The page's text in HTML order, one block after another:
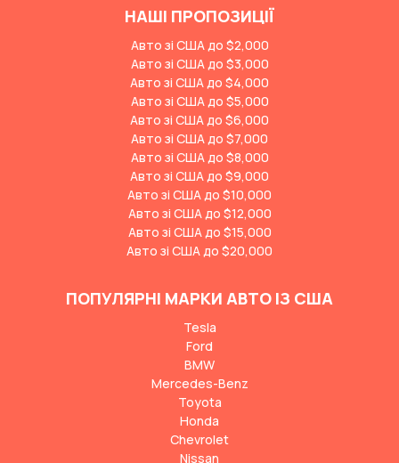
НАШІ ПРОПОЗИЦІЇ
Авто зі США до $2,000
Авто зі США до $3,000
Авто зі США до $4,000
Авто зі США до $5,000
Авто зі США до $6,000
Авто зі США до $7,000
Авто зі США до $8,000
Авто зі США до $9,000
Авто зі США до $10,000
Авто зі США до $12,000
Авто зі США до $15,000
Авто зі США до $20,000
ПОПУЛЯРНІ МАРКИ АВТО ІЗ США
Tesla
Ford
BMW
Mercedes-Benz
Toyota
Honda
Chevrolet
Nissan